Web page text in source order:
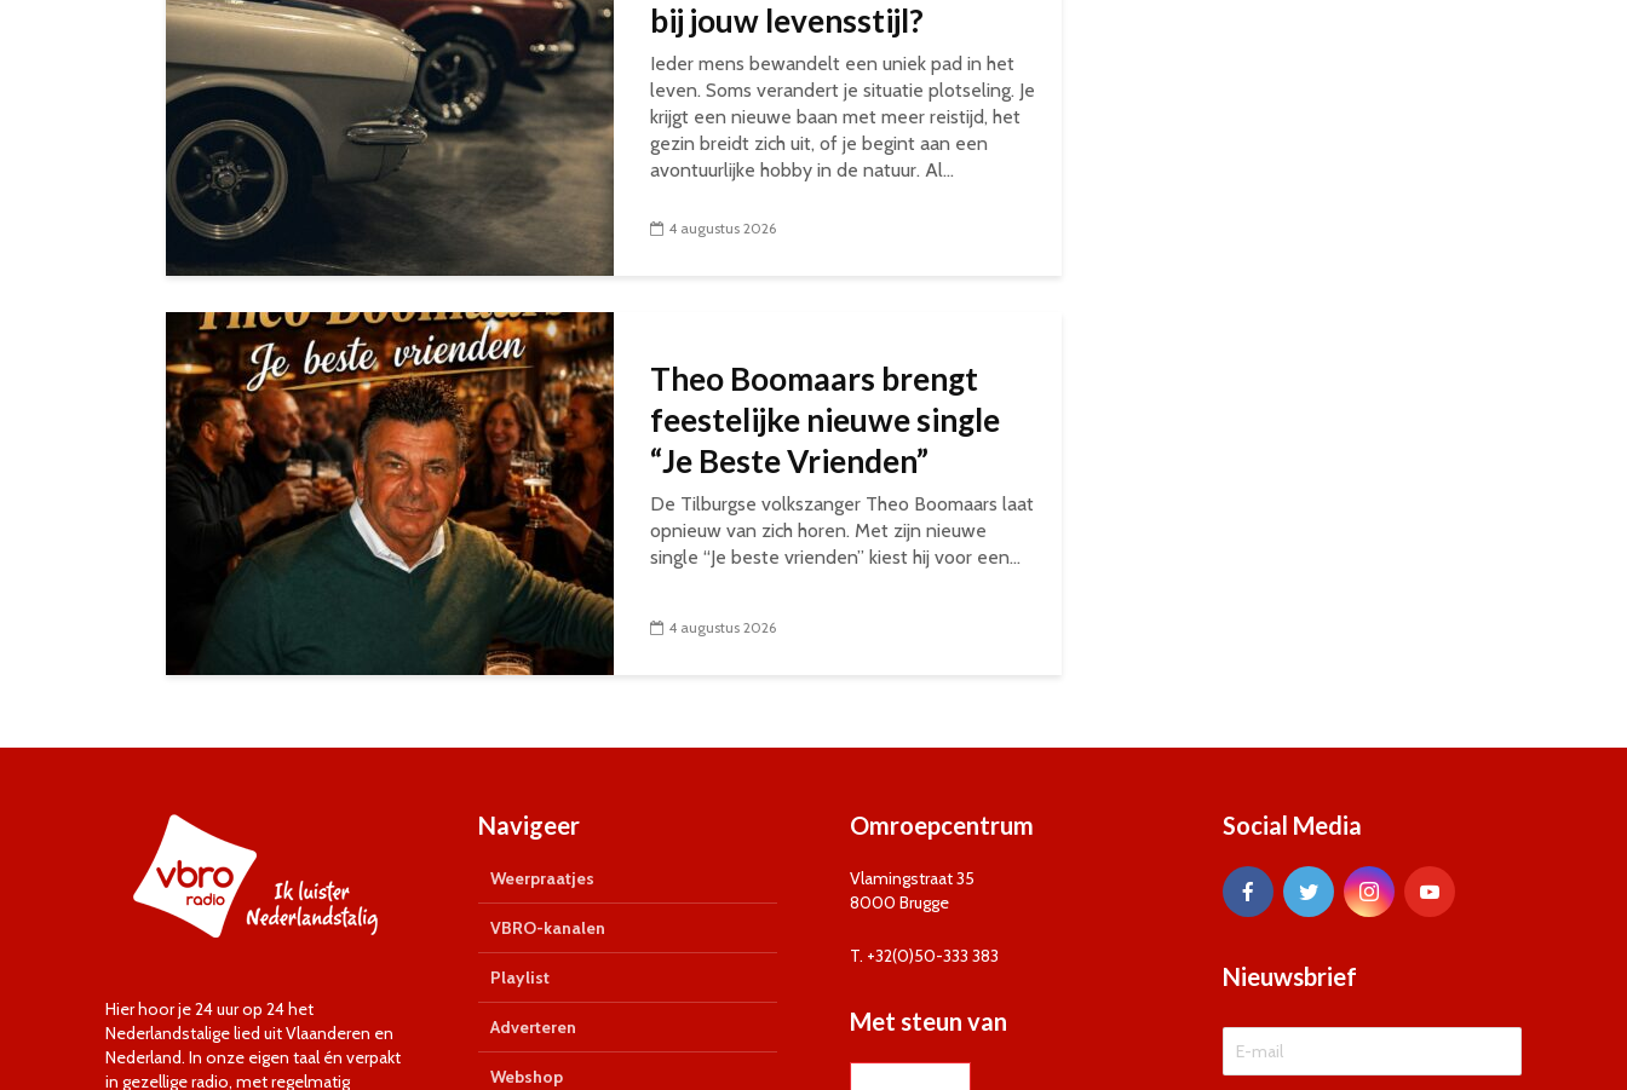
bij jouw levensstijl?
Ieder mens bewandelt een uniek pad in het
leven. Soms verandert je situatie plotseling. Je
krijgt een nieuwe baan met meer reistijd, het
gezin breidt zich uit, of je begint aan een
avontuurlijke hobby in de natuur. Al...
4 augustus 2026
Theo Boomaars brengt
feestelijke nieuwe single
“Je Beste Vrienden”
De Tilburgse volkszanger Theo Boomaars laat
opnieuw van zich horen. Met zijn nieuwe
single “Je beste vrienden” kiest hij voor een...
4 augustus 2026
Hier hoor je 24 uur op 24 het
Nederlandstalige lied uit Vlaanderen en
Nederland. In onze eigen taal én verpakt
in gezellige radio, met regelmatig
Navigeer
Weerpraatjes
VBRO-kanalen
Playlist
Adverteren
Webshop
Omroepcentrum
Vlamingstraat 35
8000 Brugge
T. +32(0)50-333 383
Met steun van
Social Media
Nieuwsbrief